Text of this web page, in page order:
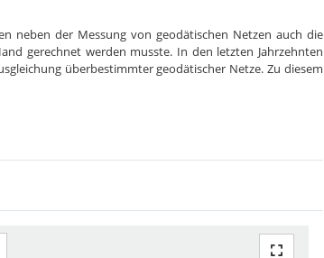
neben der Messung von geodätischen Netzen auch die
gerechnet werden musste. In den letzten Jahrzehnten
überbestimmter geodätischer Netze. Zu diesem